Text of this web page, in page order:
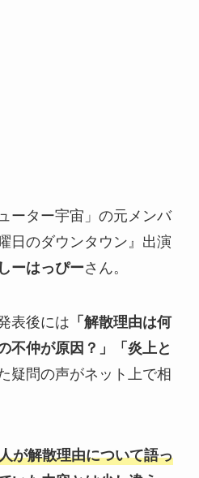
ーター宇宙」の元メンバ
日のダウンタウン』出演
ーはっぴーさん。
表後には 「解散理由は何
不仲が原因？」「炎上と
疑問の声がネット上で相
が解散理由について語っ